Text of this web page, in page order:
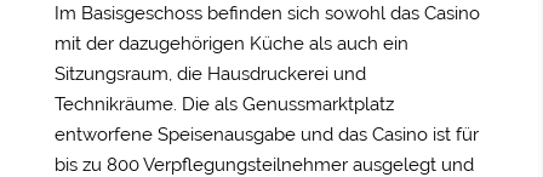
Im Basisgeschoss befinden sich sowohl das Casino
mit der dazugehörigen Küche als auch ein
Sitzungsraum, die Hausdruckerei und
Technikräume. Die als Genussmarktplatz
entworfene Speisenausgabe und das Casino ist für
bis zu 800 Verpflegungsteilnehmer ausgelegt und